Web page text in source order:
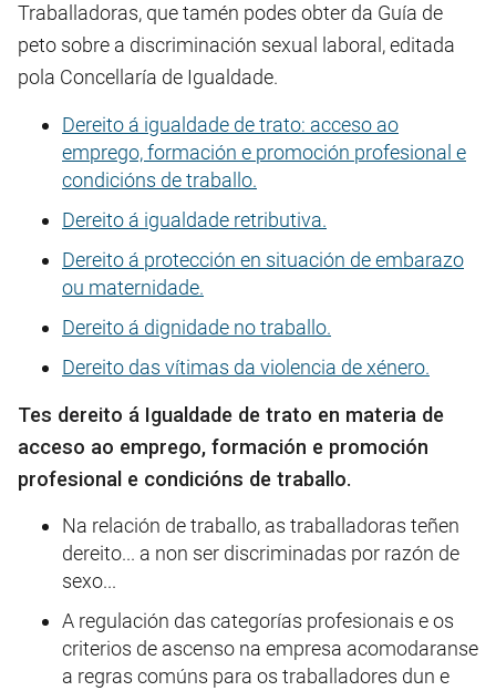
Traballadoras, que tamén podes obter da Guía de
peto sobre a discriminación sexual laboral, editada
pola Concellaría de Igualdade.
Dereito á igualdade de trato: acceso ao
emprego, formación e promoción profesional e
condicións de traballo.
Dereito á igualdade retributiva.
Dereito á protección en situación de embarazo
ou maternidade.
Dereito á dignidade no traballo.
Dereito das vítimas da violencia de xénero.
Tes dereito á Igualdade de trato en materia de
acceso ao emprego, formación e promoción
profesional e condicións de traballo.
Na relación de traballo, as traballadoras teñen
dereito... a non ser discriminadas por razón de
sexo...
A regulación das categorías profesionais e os
criterios de ascenso na empresa acomodaranse
a regras comúns para os traballadores dun e